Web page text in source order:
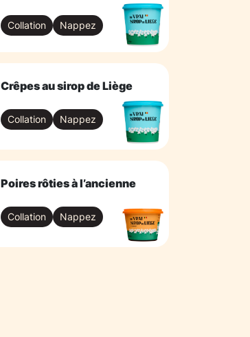
Collation Nappez
Crêpes au sirop de Liège
Collation Nappez
Poires rôties à l’ancienne
Collation Nappez